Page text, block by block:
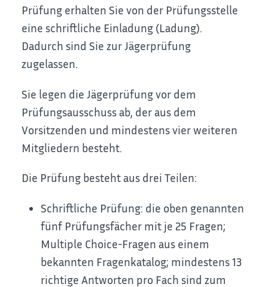
Prüfung erhalten Sie von der Prüfungsstelle
eine schriftliche Einladung (Ladung).
Dadurch sind Sie zur Jägerprüfung
zugelassen.
Sie legen die Jägerprüfung vor dem
Prüfungsausschuss ab, der aus dem
Vorsitzenden und mindestens vier weiteren
Mitgliedern besteht.
Die Prüfung besteht aus drei Teilen:
Schriftliche Prüfung: die oben genannten
fünf Prüfungsfächer mit je 25 Fragen;
Multiple Choice-Fragen aus einem
bekannten Fragenkatalog; mindestens 13
richtige Antworten pro Fach sind zum